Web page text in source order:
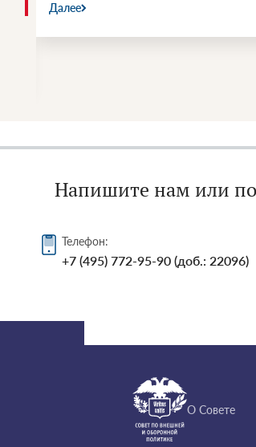
Далее
Напишите нам или
Телефон:
+7 (495) 772-95-90 (доб.: 22096)
О Совете